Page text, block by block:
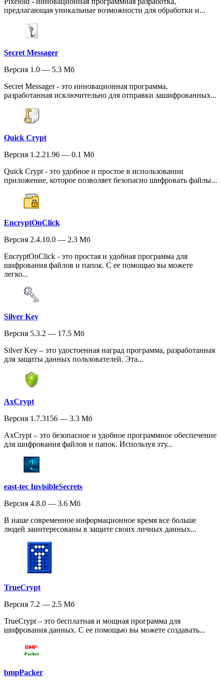
предлагающая уникальные возможности для обработки и...
Secret Messager
Версия 1.0 — 5.3 Мб
Secret Messager - это инновационная программа,
разработанная исключительно для отправки зашифрованных...
Quick Crypt
Версия 1.2.21.96 — 0.1 Мб
Quick Crypt - это удобное и простое в использовании
приложение, которое позволяет безопасно шифровать файлы...
EncryptOnClick
Версия 2.4.10.0 — 2.3 Мб
EncryptOnClick - это простая и удобная программа для
шифрования файлов и папок. С ее помощью вы можете
легко...
Silver Key
Версия 5.3.2 — 17.5 Мб
Silver Key – это удостоенная наград программа, разработанная
для защиты данных пользователей. Эта...
AxCrypt
Версия 1.7.3156 — 3.3 Мб
AxCrypt – это безопасное и удобное программное обеспечение
для шифрования файлов и папок. Используя эту...
east-tec InvisibleSecrets
Версия 4.8.0 — 3.6 Мб
В наше современное информационное время все больше
людей заинтересованы в защите своих личных данных...
TrueCrypt
Версия 7.2 — 2.5 Мб
TrueCrypt – это бесплатная и мощная программа для
шифрования данных. С ее помощью вы можете создавать...
bmpPacker